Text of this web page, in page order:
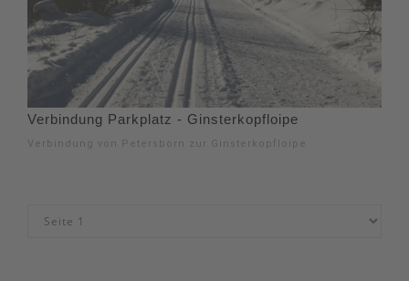
Verbindung Parkplatz - Ginsterkopfloipe
Verbindung von Petersborn zur Ginsterkopfloipe